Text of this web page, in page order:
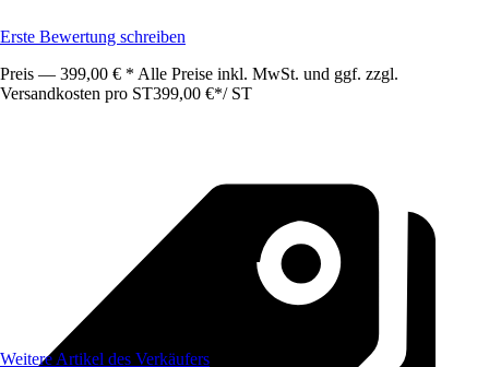
Erste Bewertung schreiben
Preis — 399,00 € * Alle Preise inkl. MwSt. und ggf. zzgl.
Versandkosten pro ST399,00 €*/ ST
Weitere Artikel des Verkäufers